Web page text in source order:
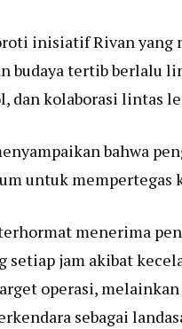
inisiatif Rivan yang
budaya tertib berlalu
dan kolaborasi lintas
bahwa
untuk mempertegas
menerima
setiap jam akibat
operasi,
sebagai